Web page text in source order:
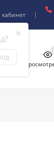
✖
0